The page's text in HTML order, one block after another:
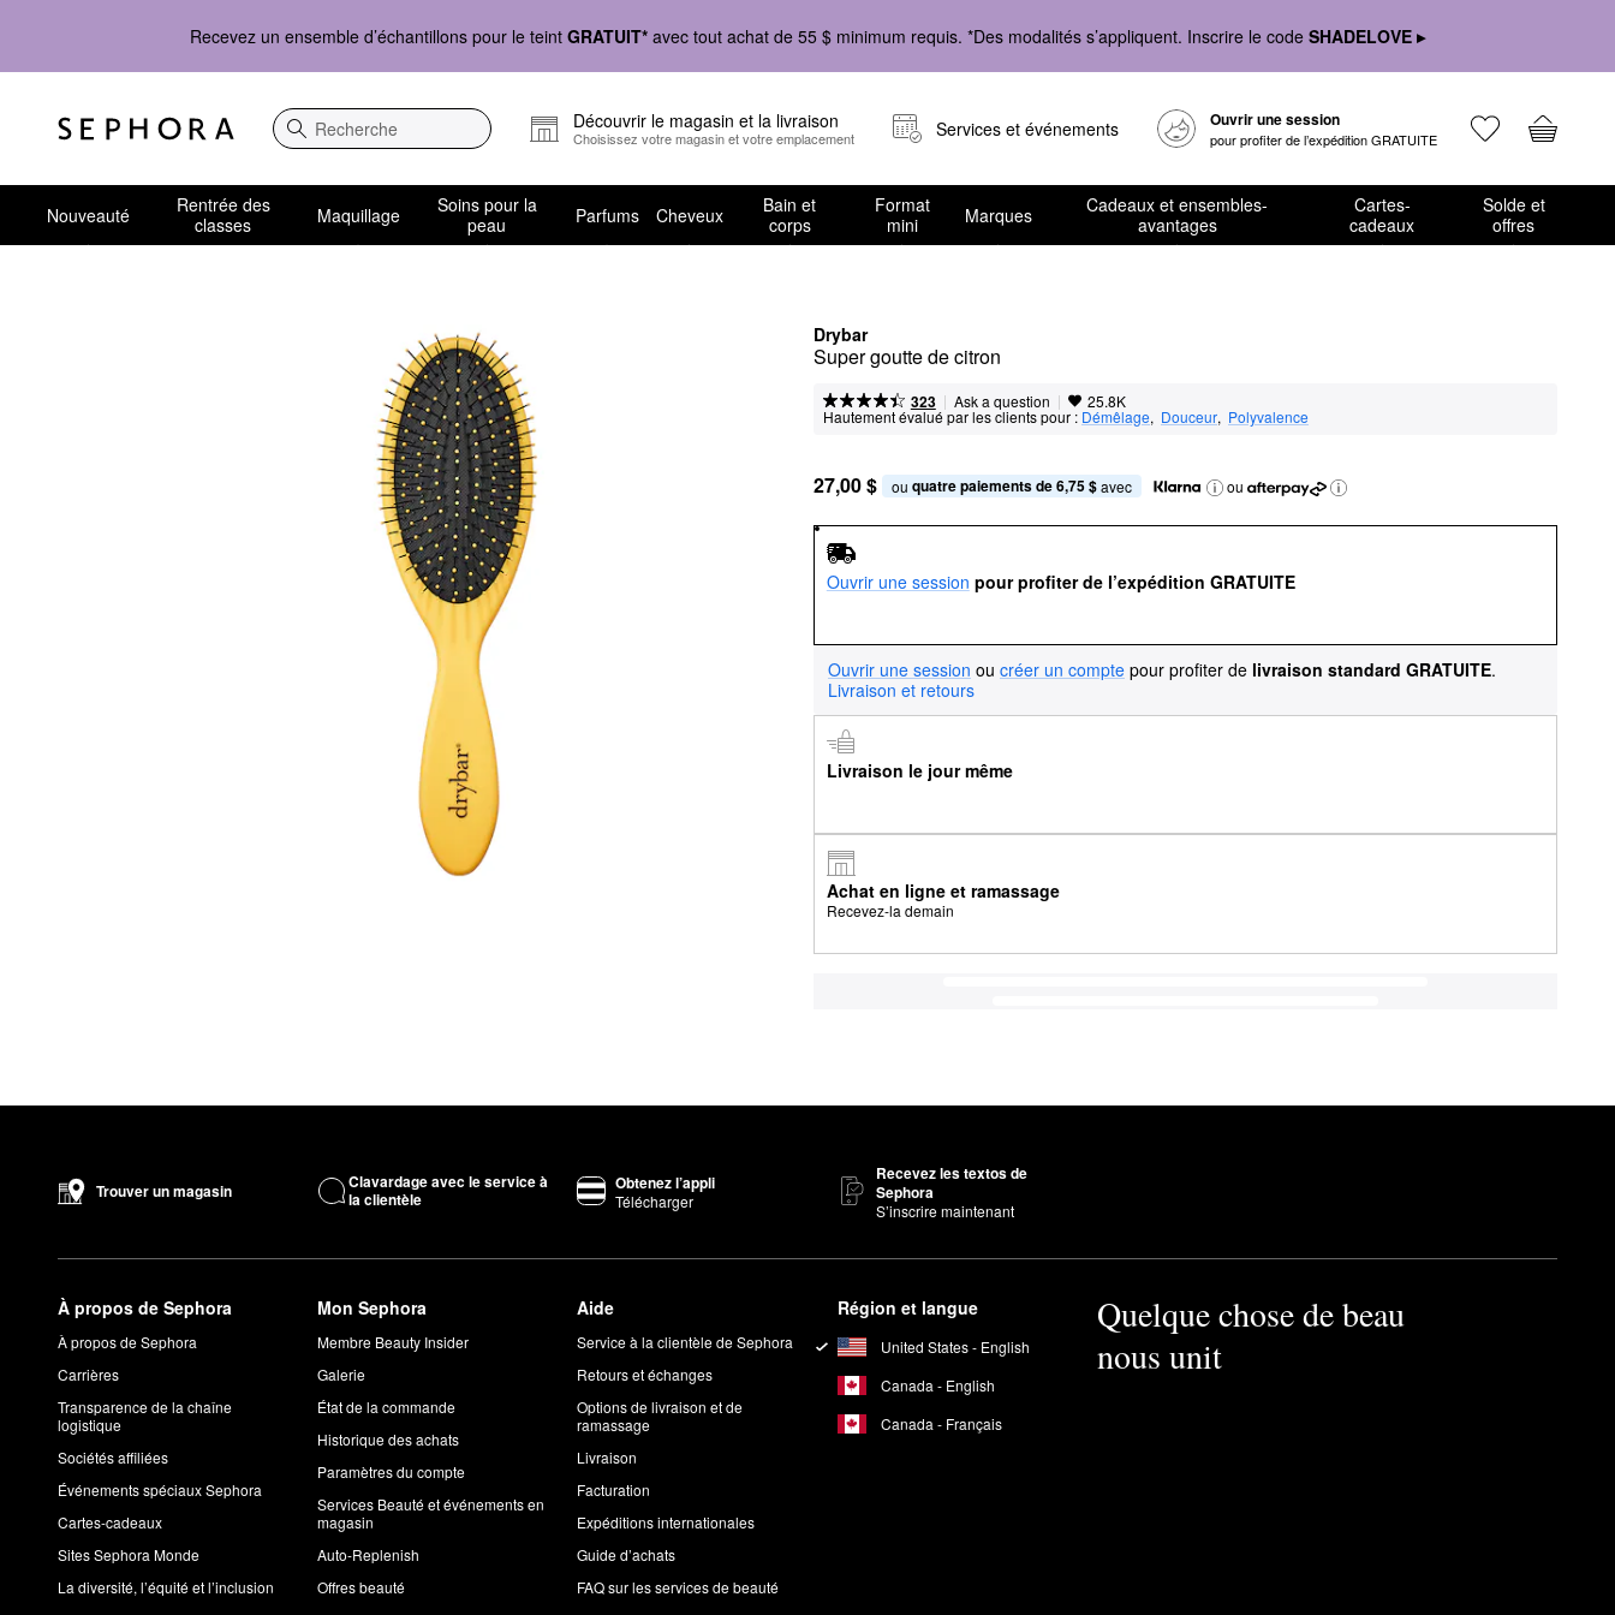
Recevez un ensemble d’échantillons pour le teint GRATUIT* avec tout achat de 55 $ minimum requis. *Des modalités s’appliquent. Inscrire le code SHADELOVE ▸
Recherche
Découvrir le magasin et la livraison
Choisissez votre magasin et votre emplacement Services et événements Ouvrir une session
pour profiter de l’expédition GRATUITE
Nouveauté
Rentrée des
classes
Maquillage
Soins pour la
peau
Parfums Cheveux
Bain et
corps
Format
mini
Marques
Cadeaux et ensembles-
avantages
Cartes-
cadeaux
Solde et
offres
Drybar
Super goutte de citron
323 | Ask a question | 25.8K
Hautement évalué par les clients pour : Démêlage, Douceur, Polyvalence
27,00 $ ou quatre paiements de 6,75 $ avec ou
Ouvrir une session pour profiter de l’expédition GRATUITE
Ouvrir une session ou créer un compte pour profiter de livraison standard GRATUITE.
Livraison et retours
Livraison le jour même
Achat en ligne et ramassage
Recevez-la demain
Trouver un magasin
Clavardage avec le service à
la clientèle
Obtenez l’appli
Télécharger
Recevez les textos de
Sephora
S’inscrire maintenant
À propos de Sephora
À propos de Sephora
Carrières
Transparence de la chaîne
logistique
Sociétés affiliées
Événements spéciaux Sephora
Cartes-cadeaux
Sites Sephora Monde
La diversité, l’équité et l’inclusion
Mon Sephora
Membre Beauty Insider
Galerie
État de la commande
Historique des achats
Paramètres du compte
Services Beauté et événements en
magasin
Auto-Replenish
Offres beauté
Aide
Service à la clientèle de Sephora
Retours et échanges
Options de livraison et de
ramassage
Livraison
Facturation
Expéditions internationales
Guide d’achats
FAQ sur les services de beauté
Région et langue
United States - English
Canada - English
Canada - Français
Quelque chose de beau
nous unit